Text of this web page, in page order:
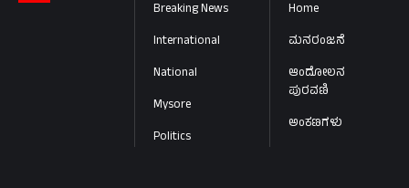
Home
ಮನರಂಜನೆ
ಆಂದೋಲನ
ಪುರವಣಿ
ಅಂಕಣಗಳು
Breaking News
International
National
Mysore
Politics